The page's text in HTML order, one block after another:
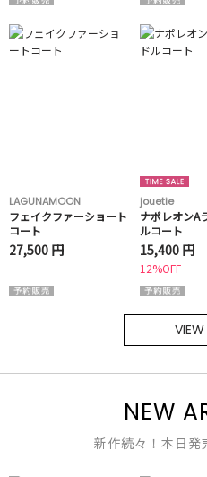
LAGUNAMOON
フェイクファーショート
コート
27,500 円
jouetie
ナポレオンA
ルコート
15,400 円
12%OFF
VIEW
NEW
新作続々！本日発